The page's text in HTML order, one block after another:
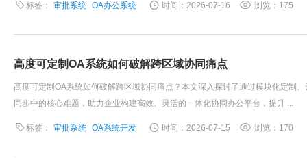
标签： 审批系统 OA办公系统 时间：2026-07-16 浏览：175
高度可定制OA系统如何破解跨区域协同痛点
高度可定制OA系统如何破解跨区域协同痛点？本文深入探讨了通过模块化定制
同步中的核心难题，助力企业构建高效、灵活的一体化协同办公平台，提升 ...
标签： 审批系统 OA系统开发 时间：2026-07-15 浏览：170